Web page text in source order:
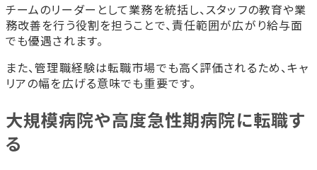
チームのリーダーとして業務を統括し、スタッフの教育や業
務改善を行う役割を担うことで、責任範囲が広がり給与面
でも優遇されます。
また、管理職経験は転職市場でも高く評価されるため、キャ
リアの幅を広げる意味でも重要です。
大規模病院や高度急性期病院に転職す
る